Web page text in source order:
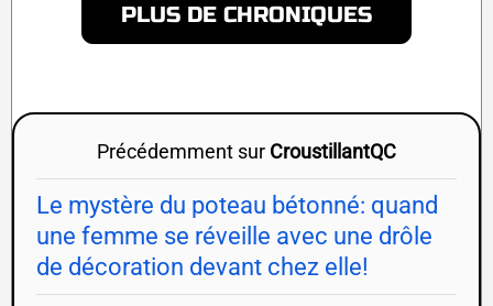
PLUS DE CHRONIQUES
Précédemment sur CroustillantQC
Le mystère du poteau bétonné: quand
une femme se réveille avec une drôle
de décoration devant chez elle!